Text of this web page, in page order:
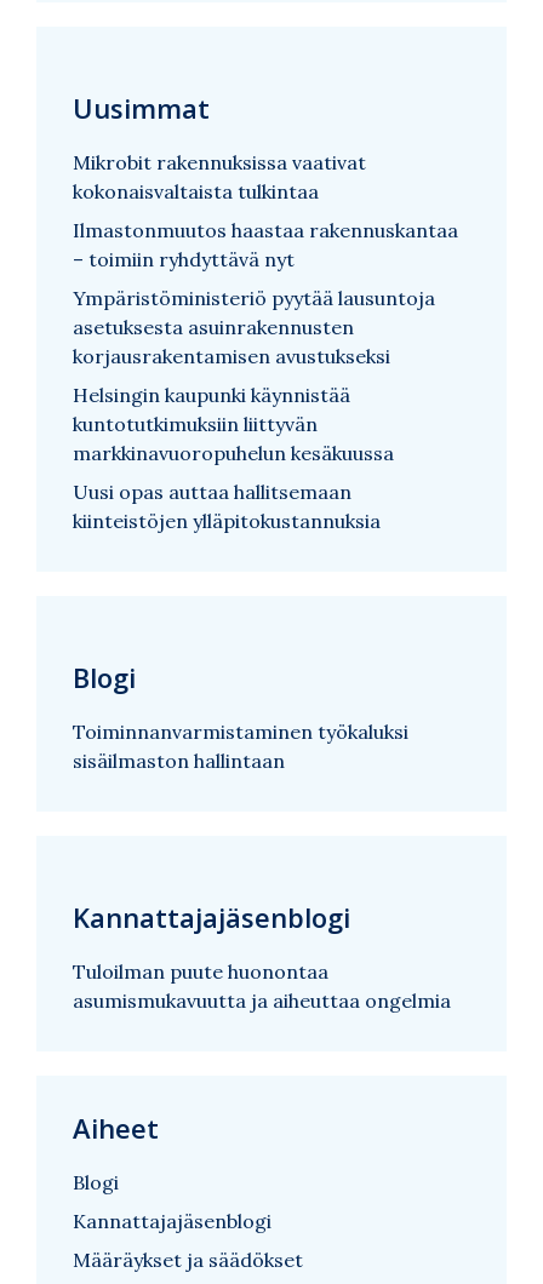
Uusimmat
Mikrobit rakennuksissa vaativat
kokonaisvaltaista tulkintaa
Ilmastonmuutos haastaa rakennuskantaa
– toimiin ryhdyttävä nyt
Ympäristöministeriö pyytää lausuntoja
asetuksesta asuinrakennusten
korjausrakentamisen avustukseksi
Helsingin kaupunki käynnistää
kuntotutkimuksiin liittyvän
markkinavuoropuhelun kesäkuussa
Uusi opas auttaa hallitsemaan
kiinteistöjen ylläpitokustannuksia
Blogi
Toiminnanvarmistaminen työkaluksi
sisäilmaston hallintaan
Kannattajajäsenblogi
Tuloilman puute huonontaa
asumismukavuutta ja aiheuttaa ongelmia
Aiheet
Blogi
Kannattajajäsenblogi
Määräykset ja säädökset